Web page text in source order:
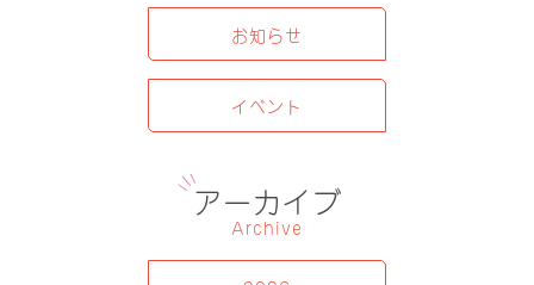
お知らせ
イベント
アーカイブ
Archive